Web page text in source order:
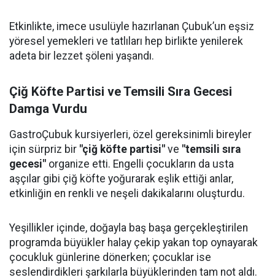
Etkinlikte, imece usulüyle hazırlanan Çubuk’un eşsiz
yöresel yemekleri ve tatlıları hep birlikte yenilerek
adeta bir lezzet şöleni yaşandı.
Çiğ Köfte Partisi ve Temsili Sıra Gecesi
Damga Vurdu
GastroÇubuk kursiyerleri, özel gereksinimli bireyler
için sürpriz bir "çiğ köfte partisi" ve "temsili sıra
gecesi" organize etti. Engelli çocukların da usta
aşçılar gibi çiğ köfte yoğurarak eşlik ettiği anlar,
etkinliğin en renkli ve neşeli dakikalarını oluşturdu.
Yeşillikler içinde, doğayla baş başa gerçekleştirilen
programda büyükler halay çekip yakan top oynayarak
çocukluk günlerine dönerken; çocuklar ise
seslendirdikleri şarkılarla büyüklerinden tam not aldı.